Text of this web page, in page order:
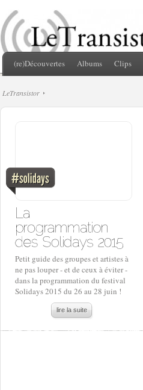
(re)Découvertes Albums Clips
LeTransistor
Petit guide des groupes et artistes à
ne pas louper - et de ceux à éviter -
dans la programmation du festival
Solidays 2015 du 26 au 28 juin !
lire la suite